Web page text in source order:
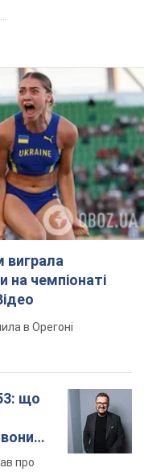
виграла
на чемпіонаті
в Орегоні
що
про